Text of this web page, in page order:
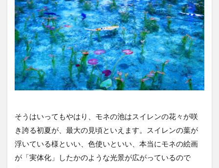
そうはいってもやはり、モネの池はスイレンの花々が咲
き誇る初夏が、最大の見頃といえます。スイレンの葉が
浮いている様といい、色使いといい、本当にモネの絵画
が「実体化」したかのような光景が広がっているので